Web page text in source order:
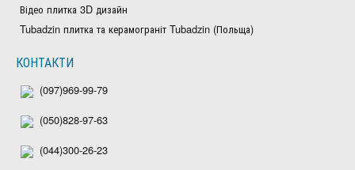
Відео плитка 3D дизайн
Tubadzin плитка та керамограніт Tubadzin (Польща)
КОНТАКТИ
(097)969-99-79
(050)828-97-63
(044)300-26-23